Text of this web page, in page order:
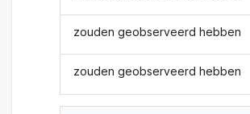
zouden geobserveerd hebben
zouden geobserveerd hebben